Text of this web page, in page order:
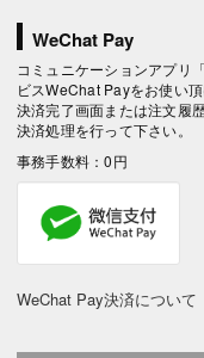
WeChat Pay
コミュニケーションアプリ
ビスWeChat Payをお使い頂
決済完了画面または注文履
決済処理を行って下さい。
事務手数料：0円
WeChat Pay決済について